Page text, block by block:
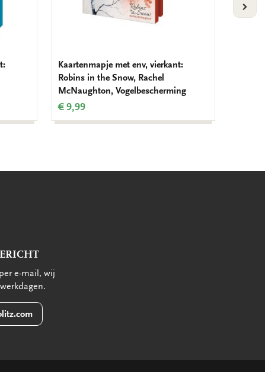
Kaartenmapje met env, vierkant:
Robins in the Snow, Rachel
McNaughton, Vogelbescherming
€ 9,99
e-mail, wij